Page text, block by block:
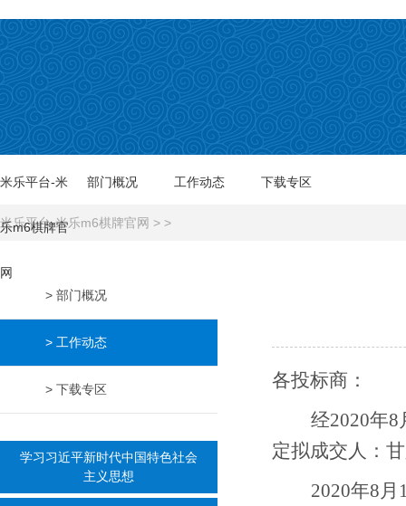
米乐平台-米
乐m6棋牌官
网
部门概况 工作动态 下载专区
米乐平台-米乐m6棋牌官网 > >
> 部门概况
> 工作动态
> 下载专区
学习习近平新时代中国特色社会
主义思想
各投标商：
经2020年
定拟成交人：
2020年8